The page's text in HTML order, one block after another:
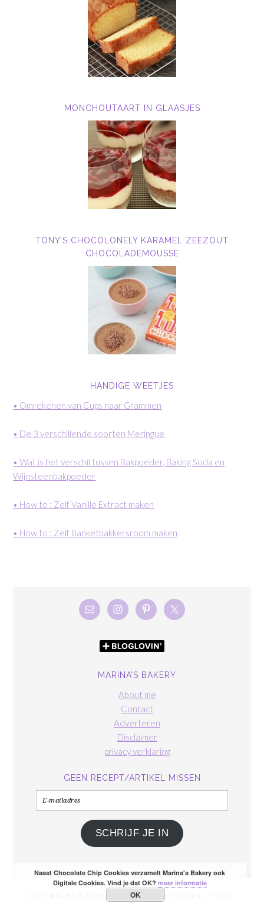
MONCHOUTAART IN GLAASJES
TONY’S CHOCOLONELY KARAMEL ZEEZOUT
CHOCOLADEMOUSSE
HANDIGE WEETJES
• Omrekenen van Cups naar Grammen
• De 3 verschillende soorten Meringue
• Wat is het verschil tussen Bakpoeder, Baking Soda en
Wijnsteenbakpoeder
• How to : Zelf Vanille Extract maken
• How to : Zelf Banketbakkersroom maken
MARINA’S BAKERY
About me
Contact
Adverteren
Disclaimer
privacy verklaring
GEEN RECEPT/ARTIKEL MISSEN
E-
mailadres
SCHRIJF JE IN
COPYRIGHT © 2026 · FOODIE PRO THEME
Naast Chocolate Chip Cookies verzamelt Marina's Bakery ook
Digitale Cookies. Vind je dat OK? meer informatie
OK